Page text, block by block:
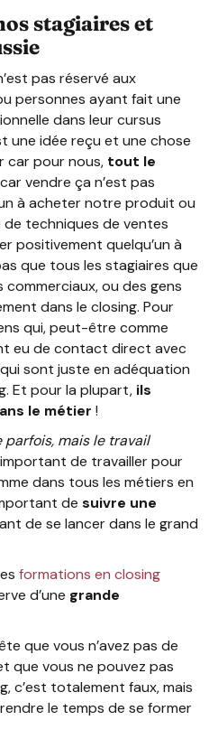
stagiaires et
pas réservé aux
personnes ayant fait une
dans leur cursus
une idée reçu et une chose
car pour nous, tout le
vendre ça n’est pas
à acheter notre produit ou
de techniques de ventes
positivement quelqu’un à
que tous les stagiaires que
ou des gens
dans le closing. Pour
qui, peut-être comme
eu de contact direct avec
sont juste en adéquation
Et pour la plupart, ils
le métier !
parfois, mais le travail
de travailler pour
dans tous les métiers en
de suivre une
de se lancer dans le grand
formations en closing
d’une grande
que vous n’avez pas de
que vous ne pouvez pas
c’est totalement faux, mais
le temps de se former